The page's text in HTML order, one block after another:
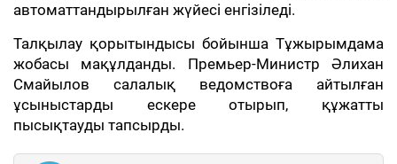
автоматтандырылған жүйесі енгізіледі.
Талқылау қорытындысы бойынша Тұжырымдама
жобасы мақұлданды. Премьер-Министр Әлихан
Смайылов салалық ведомствоға айтылған
ұсыныстарды ескере отырып, құжатты
пысықтауды тапсырды.